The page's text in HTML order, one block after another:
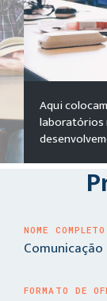
Aqui
laboratórios
NOME
FORMATO DE